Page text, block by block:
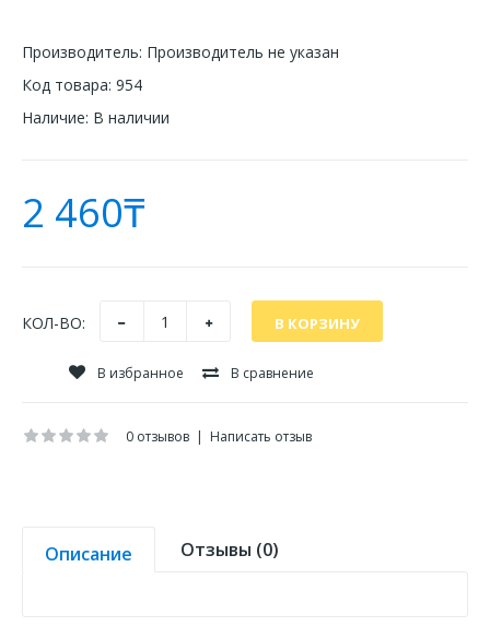
Производитель: Производитель не указан
Код товара: 954
Наличие: В наличии
2 460₸
КОЛ-ВО:
В избранное В сравнение
0 отзывов | Написать отзыв
Описание Отзывы (0)